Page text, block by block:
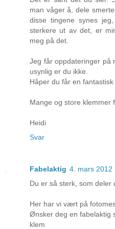
man våger å, dele
disse tingene synes
sterkere ut av det, er
meg på det.
Jeg får oppdateringer på
usynlig er du ikke.
Håper du får en
Mange og store klemmer
Heidi
Svar
Fabelaktig 4. mars 2012
Du er så sterk, som deler
Her har vi vært på
Ønsker deg en fabelaktig
klem